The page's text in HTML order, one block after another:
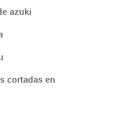
azuki
cortadas en